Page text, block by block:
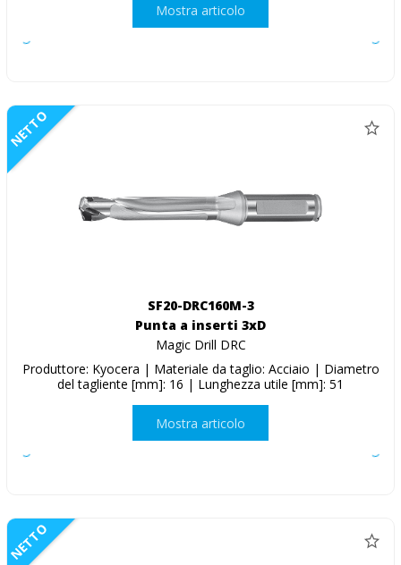
Mostra articolo
NETTO
SF20-DRC160M-3
Punta a inserti 3xD
Magic Drill DRC
Produttore: Kyocera | Materiale da taglio: Acciaio | Diametro
del tagliente [mm]: 16 | Lunghezza utile [mm]: 51
Mostra articolo
NETTO